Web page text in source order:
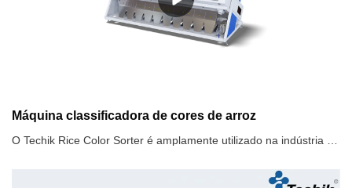
Máquina classificadora de cores de arroz